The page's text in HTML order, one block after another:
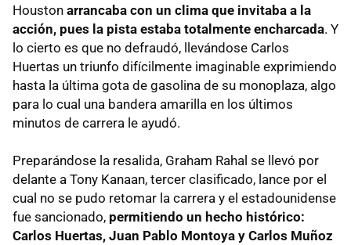
Houston arrancaba con un clima que invitaba a la
acción, pues la pista estaba totalmente encharcada. Y
lo cierto es que no defraudó, llevándose Carlos
Huertas un triunfo difícilmente imaginable exprimiendo
hasta la última gota de gasolina de su monoplaza, algo
para lo cual una bandera amarilla en los últimos
minutos de carrera le ayudó.
Preparándose la resalida, Graham Rahal se llevó por
delante a Tony Kanaan, tercer clasificado, lance por el
cual no se pudo retomar la carrera y el estadounidense
fue sancionado, permitiendo un hecho histórico:
Carlos Huertas, Juan Pablo Montoya y Carlos Muñoz